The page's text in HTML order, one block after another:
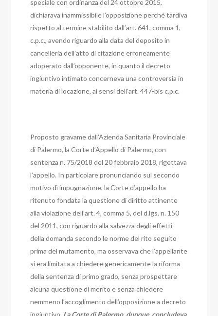
speciale con ordinanza del 24 ottobre 2015,
dichiarava inammissibile l’opposizione perché tardiva
rispetto al termine stabilito dall’art. 641, comma 1,
c.p.c., avendo riguardo alla data del deposito in
cancelleria dell’atto di citazione erroneamente
adoperato dall’opponente, in quanto il decreto
ingiuntivo intimato concerneva una controversia in
materia di locazione, ai sensi dell’art. 447-bis c.p.c.
Proposto gravame dall’Azienda Sanitaria Provinciale
di Palermo, la Corte d’Appello di Palermo, con
sentenza n. 75/2018 del 20 febbraio 2018, rigettava
l’appello. In particolare pronunciando sul secondo
motivo dì impugnazione, la Corte d’appello ha
ritenuto fondata la questione di diritto attinente
alla violazione dell’art. 4, comma 5, del d.lgs. n. 150
del 2011, con riguardo alla salvezza degli effetti
della domanda secondo le norme del rito seguito
prima del mutamento, ma osservava che l’appellante
si era limitata a chiedere genericamente la riforma
della sentenza di primo grado, senza prospettare
alcuna questione di merito e senza chiedere
nemmeno l’accoglimento dell’opposizione a decreto